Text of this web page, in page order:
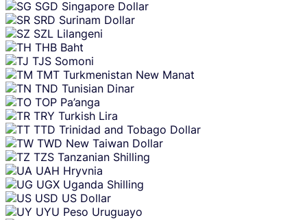
SGD Singapore Dollar
SRD Surinam Dollar
SZL Lilangeni
THB Baht
TJS Somoni
TMT Turkmenistan New Manat
TND Tunisian Dinar
TOP Pa’anga
TRY Turkish Lira
TTD Trinidad and Tobago Dollar
TWD New Taiwan Dollar
TZS Tanzanian Shilling
UAH Hryvnia
UGX Uganda Shilling
USD US Dollar
UYU Peso Uruguayo